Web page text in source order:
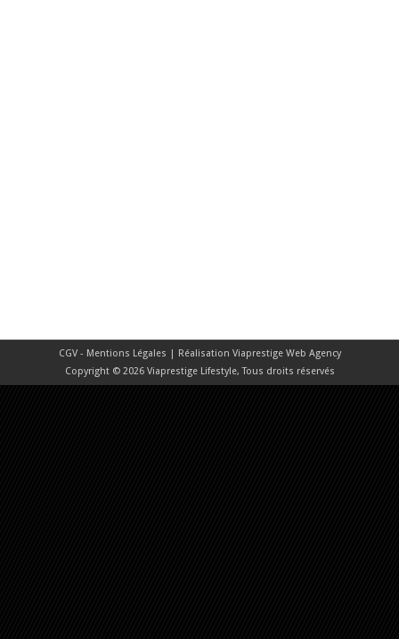
CGV - Mentions Légales | Réalisation Viaprestige Web Agency
Copyright © 2026 Viaprestige Lifestyle, Tous droits réservés